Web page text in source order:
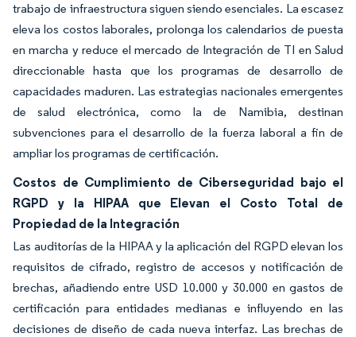
trabajo de infraestructura siguen siendo esenciales. La escasez
eleva los costos laborales, prolonga los calendarios de puesta
en marcha y reduce el mercado de Integración de TI en Salud
direccionable hasta que los programas de desarrollo de
capacidades maduren. Las estrategias nacionales emergentes
de salud electrónica, como la de Namibia, destinan
subvenciones para el desarrollo de la fuerza laboral a fin de
ampliar los programas de certificación.
Costos de Cumplimiento de Ciberseguridad bajo el
RGPD y la HIPAA que Elevan el Costo Total de
Propiedad de la Integración
Las auditorías de la HIPAA y la aplicación del RGPD elevan los
requisitos de cifrado, registro de accesos y notificación de
brechas, añadiendo entre USD 10.000 y 30.000 en gastos de
certificación para entidades medianas e influyendo en las
decisiones de diseño de cada nueva interfaz. Las brechas de